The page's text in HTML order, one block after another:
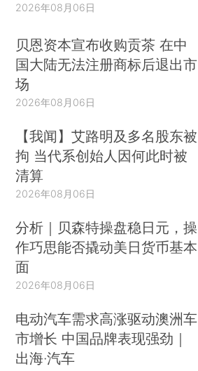
2026年08月06日
贝恩资本宣布收购贡茶 在中
国大陆无法注册商标后退出市
场
2026年08月06日
【我闻】艾路明及多名股东被
拘 当代系创始人因何此时被
清算
2026年08月06日
分析｜贝森特操盘稳日元，操
作巧思能否撬动美日货币基本
面
2026年08月06日
电动汽车需求高涨驱动澳洲车
市增长 中国品牌表现强劲｜
出海·汽车